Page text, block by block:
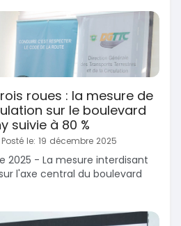
roues : la mesure de
sur le boulevard
suivie à 80 %
le: 19 décembre 2025
2025 - La mesure interdisant
l'axe central du boulevard